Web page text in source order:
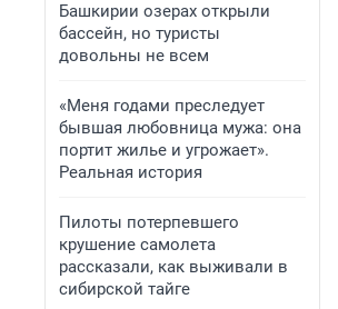
Башкирии озерах открыли
бассейн, но туристы
довольны не всем
«Меня годами преследует
бывшая любовница мужа: она
портит жилье и угрожает».
Реальная история
Пилоты потерпевшего
крушение самолета
рассказали, как выживали в
сибирской тайге